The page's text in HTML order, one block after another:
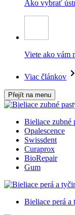
Ako vybrať
Viete ako vám
Viac článkov
Přejít na menu
Bieliace zubné
Opalescence
Swissdent
Curaprox
BioRepair
Gum
Bieliace perá a